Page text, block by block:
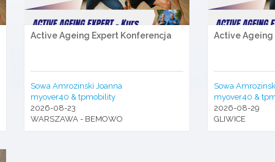
Active Ageing Expert Konferencja
Sowa Amrozinski Joanna
myover40 & tpmobility
2026-08-23
WARSZAWA - BEMOWO
Active Ageing
Sowa
myover40 &
2026-08-29
GLIWICE